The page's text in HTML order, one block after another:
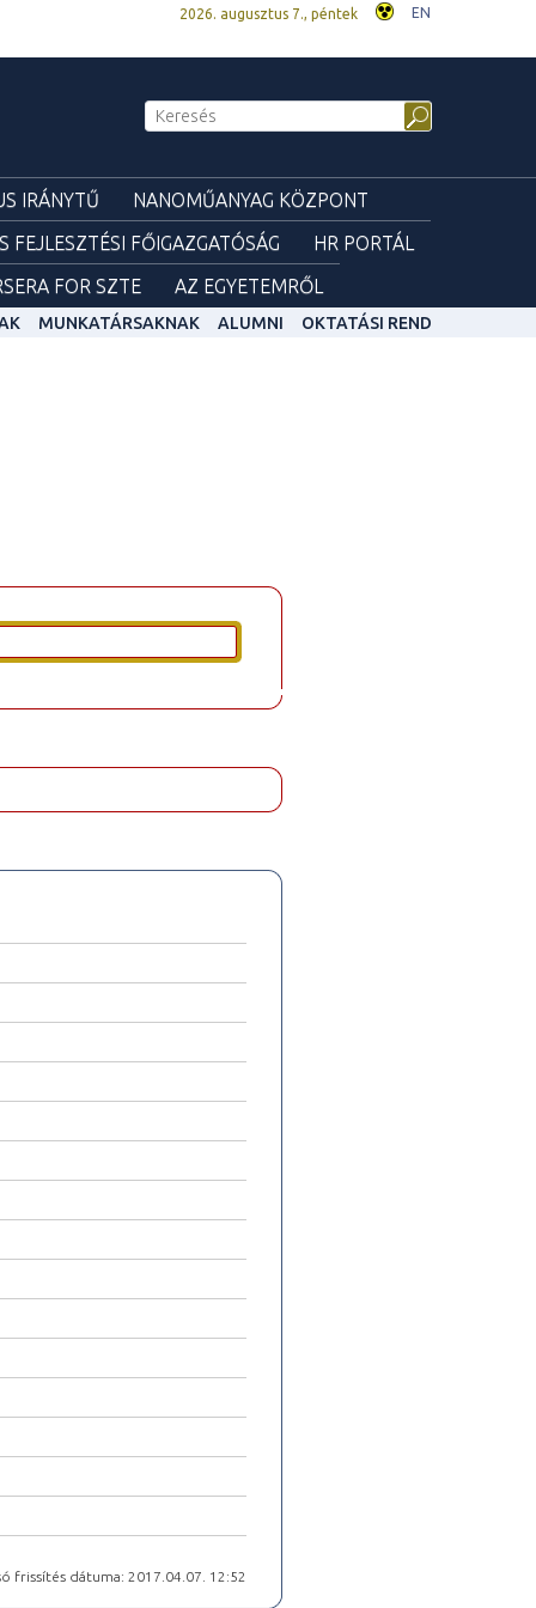
2026. augusztus 7., péntek EN
IRÁNYTŰ
NANOMŰANYAG KÖZPONT
FEJLESZTÉSI FŐIGAZGATÓSÁG
HR PORTÁL
FOR SZTE AZ EGYETEMRŐL
MUNKATÁRSAKNAK ALUMNI OKTATÁSI REND
frissítés dátuma: 2017.04.07. 12:52